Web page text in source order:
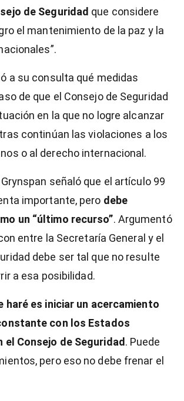
de Seguridad que considere
el mantenimiento de la paz y la
a su consulta qué medidas
de que el Consejo de Seguridad
en la que no logre alcanzar
continúan las violaciones a los
o al derecho internacional.
señaló que el artículo 99
importante, pero debe
un “último recurso”. Argumentó
entre la Secretaría General y el
debe ser tal que no resulte
a esa posibilidad.
haré es iniciar un acercamiento
con los Estados
el Consejo de Seguridad . Puede
pero eso no debe frenar el